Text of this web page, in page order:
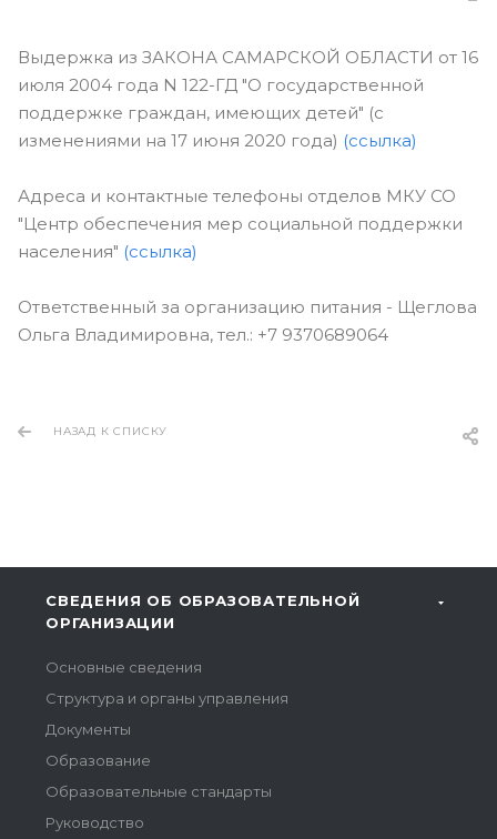
Выдержка из ЗАКОНА САМАРСКОЙ ОБЛАСТИ от 16
июля 2004 года N 122-ГД "О государственной
поддержке граждан, имеющих детей" (с
изменениями на 17 июня 2020 года) (ссылка)
Адреса и контактные телефоны отделов МКУ СО
"Центр обеспечения мер социальной поддержки
населения" (ссылка)
Ответственный за организацию питания - Щеглова
Ольга Владимировна, тел.: +7 9370689064
НАЗАД К СПИСКУ
СВЕДЕНИЯ ОБ ОБРАЗОВАТЕЛЬНОЙ
ОРГАНИЗАЦИИ
Основные сведения
Структура и органы управления
Документы
Образование
Образовательные стандарты
Руководство